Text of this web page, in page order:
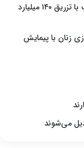
مهار موج تعدیل نیروی شرکت‌های فناور پس از جنگ با تزریق ۱۴۰ میلیارد
زنان با پیمایش
می‌شوند